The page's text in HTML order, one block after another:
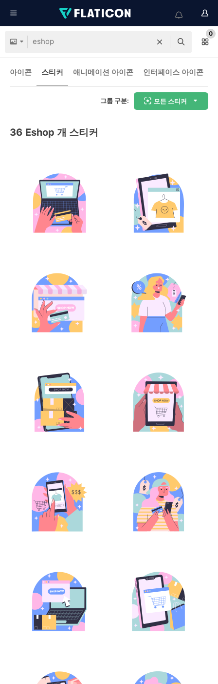
0
아이콘 스티커 애니메이션 아이콘 인터페이스 아이콘
그룹 구분: 모든 스티커
36 Eshop 개 스티커